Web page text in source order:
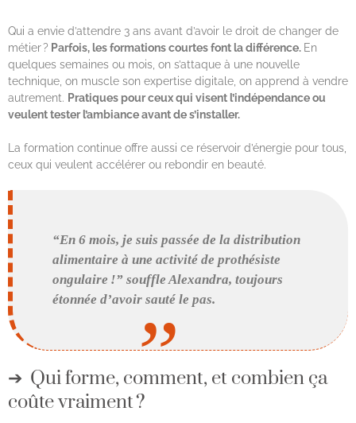
Qui a envie d’attendre 3 ans avant d’avoir le droit de changer de
métier ? Parfois, les formations courtes font la différence. En
quelques semaines ou mois, on s’attaque à une nouvelle
technique, on muscle son expertise digitale, on apprend à vendre
autrement. Pratiques pour ceux qui visent l’indépendance ou
veulent tester l’ambiance avant de s’installer.
La formation continue offre aussi ce réservoir d’énergie pour tous,
ceux qui veulent accélérer ou rebondir en beauté.
“En 6 mois, je suis passée de la distribution
alimentaire à une activité de prothésiste
ongulaire !” souffle Alexandra, toujours
étonnée d’avoir sauté le pas.
Qui forme, comment, et combien ça
coûte vraiment ?